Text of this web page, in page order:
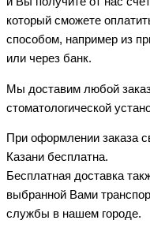
который сможете
способом, например из
или через банк.
Мы доставим любой
стоматологической
При оформлении заказа
Казани бесплатна.
Бесплатная доставка
выбранной Вами
службы в нашем городе.